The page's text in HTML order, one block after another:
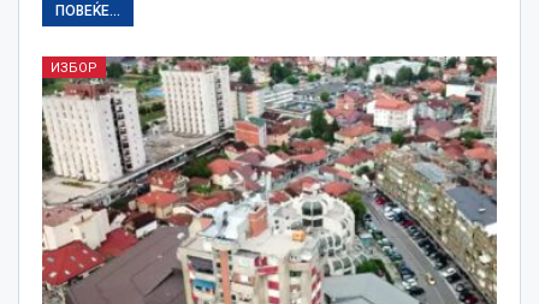
ПОВЕЌЕ...
ИЗБОР